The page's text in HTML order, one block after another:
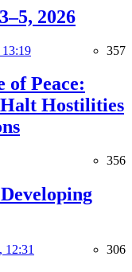
2026
13:19 357
of Peace:
Hostilities
356
12:31 306